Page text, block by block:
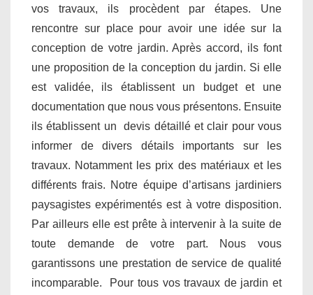
vos travaux, ils procèdent par étapes. Une
rencontre sur place pour avoir une idée sur la
conception de votre jardin. Après accord, ils font
une proposition de la conception du jardin. Si elle
est validée, ils établissent un budget et une
documentation que nous vous présentons. Ensuite
ils établissent un devis détaillé et clair pour vous
informer de divers détails importants sur les
travaux. Notamment les prix des matériaux et les
différents frais. Notre équipe d’artisans jardiniers
paysagistes expérimentés est à votre disposition.
Par ailleurs elle est prête à intervenir à la suite de
toute demande de votre part. Nous vous
garantissons une prestation de service de qualité
incomparable. Pour tous vos travaux de jardin et